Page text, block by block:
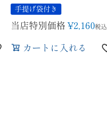
手提げ袋付き
当店特別価格 ¥2,160税込
カートに入れる